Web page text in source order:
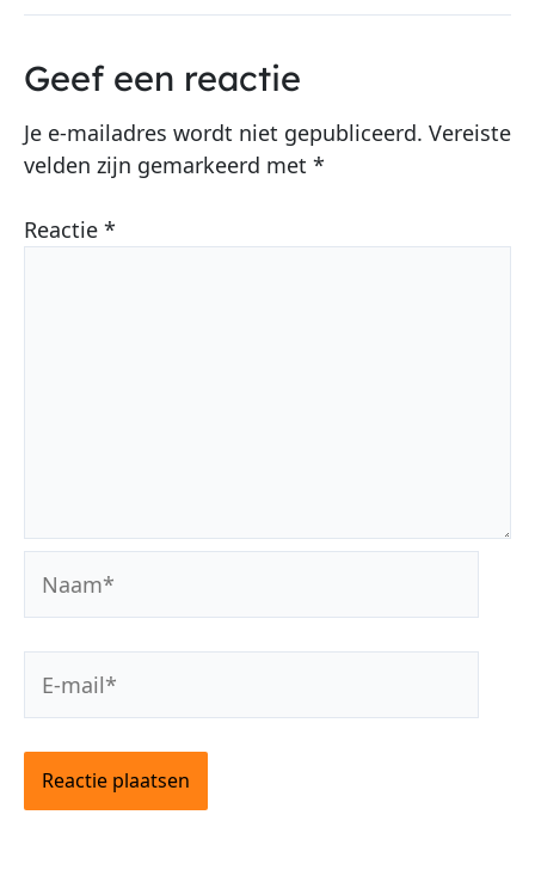
Geef een reactie
Je e-mailadres wordt niet gepubliceerd. Vereiste
velden zijn gemarkeerd met *
Reactie *
mail*